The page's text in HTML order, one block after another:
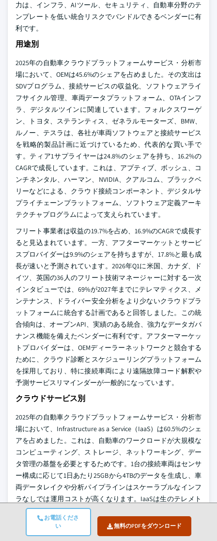
お電話くださ
い
無料のPDFをダウンロード
力は、インフラ、AIツール、セキュリティ、自動車分野のテ
ンプレートを低い統合リスクでバンドルできるベンダーに有
利です。
用途別
2025年の自動車クラウドプラットフォームサービス・分析市
場において、OEMは45.6%のシェアを占めました。その支出は
SDVプログラム、接続サービスの収益化、ソフトウェアライ
フサイクル管理、車両データプラットフォーム、OTAインフ
ラ、デジタルツインに関連しています。フォルクスワーゲ
ン、トヨタ、ステランティス、ゼネラルモーターズ、BMW、
ルノー、テスラは、各社が車両ソフトウェアと接続サービス
を戦略的製品計画に近づけているため、代表的な買い手で
す。ティア1サプライヤーは24.8%のシェアを持ち、16.2%の
CAGRで成長しています。これは、アプティブ、ボッシュ、コ
ンチネンタル、ハーマン、NVIDIA、クアルコム、ブラックベ
リーなどによる、クラウド接続コンポーネント、デジタルサ
プライチェーンプラットフォーム、ソフトウェア定義アーキ
テクチャプログラムによって支えられています。
フリート事業者は収益の19.7%を占め、16.9%のCAGRで成長す
ると見込まれています。一方、アフターマーケットとサービ
スプロバイダーは9.9%のシェアを持ちますが、17.8%と最も成
長が速いと予測されています。2026年Q1に米国、カナダ、ド
イツ、英国の36人のフリート技術マネージャーに対する一次
インタビューでは、69%が2027年までにテレマティクス、メ
ンテナンス、ドライバー安全分析をより少ないクラウドプラ
ットフォームに統合する計画であると回答しました。この統
合傾向は、オープンAPI、実績のある統合、強力なデータガバ
ナンス機能を備えたベンダーに有利です。アフターマーケッ
トプロバイダーは、OEMディーラーネットワークと競合する
ために、クラウド診断とスケジューリングプラットフォーム
を採用しており、特に接続車両により遠隔故障コード解釈や
予測サービスリマインダーが一般的になっています。
クラウドサービス別
2025年の自動車クラウドプラットフォームサービス・分析市
場において、Infrastructure as a Service（IaaS）は60.5%のシェ
アを占めました。これは、自動車のワークロードが大規模な
コンピューティング、ストレージ、ネットワーキング、デー
タ管理の基盤を必要とするためです。1台の接続車両はセンサ
ー構成に応じて1日あたり25GBから4TBのデータを生成し、車
両データレイクや分析パイプラインはスケーラブルなインフ
ラなしでは運用コストが高くなります。IaaSは生のテレメト
リ取り込み、ADASデータ処理、シミュレーションストレー
ジ、ストリーミング分析、AIトレーニング環境をサポートし
ます。AWS、Microsoft Azure、Google Cloud、Oracle Cloud